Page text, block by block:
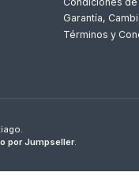
Garantía,
Términos y
por Jumpseller.